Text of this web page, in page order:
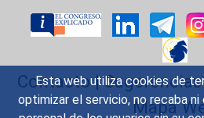
Esta web utiliza cookies de
optimizar el servicio, no recaba
Contacto|Sugerencias
Mapa